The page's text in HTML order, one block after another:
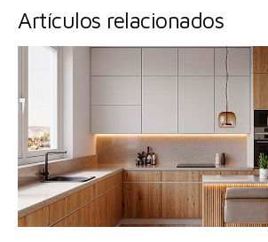
Artículos relacionados